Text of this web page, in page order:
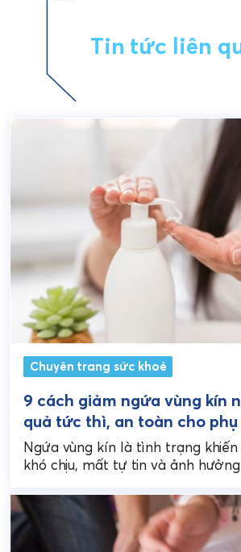
Tin tức liên
Chuyên trang sức khoẻ
9 cách giảm ngứa vùng kín
quả tức thì, an toàn cho
Ngứa vùng kín là tình trạng khiến
khó chịu, mất tự tin và ảnh